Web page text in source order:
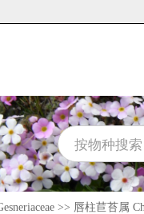
>> 唇柱苣苔属